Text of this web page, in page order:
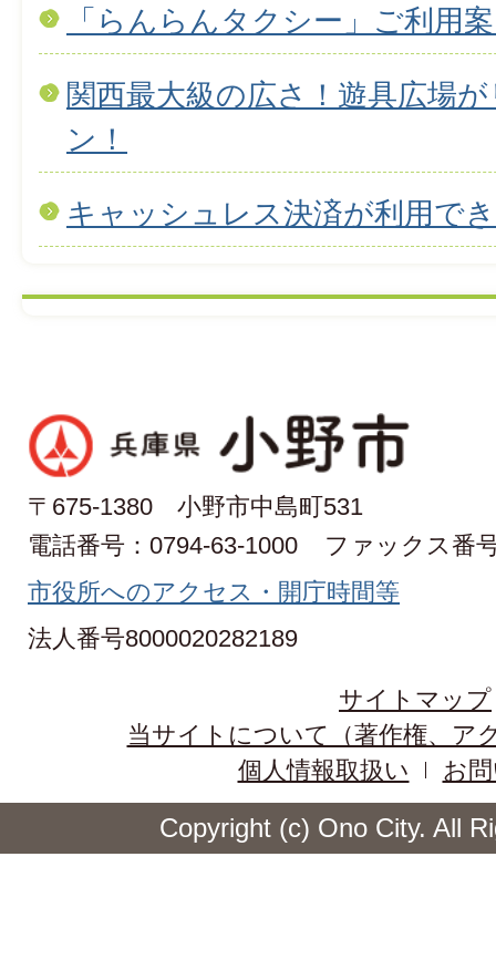
「らんらんタクシー」ご利用
関西最大級の広さ！遊具広場
ン！
キャッシュレス決済が利用で
〒675-1380 小野市中島町531
電話番号：0794-63-1000
ファックス番
市役所へのアクセス・開庁時間等
法人番号8000020282189
サイトマップ
当サイトについて（著作権、ア
個人情報取扱い
お
Copyright (c) Ono City. All